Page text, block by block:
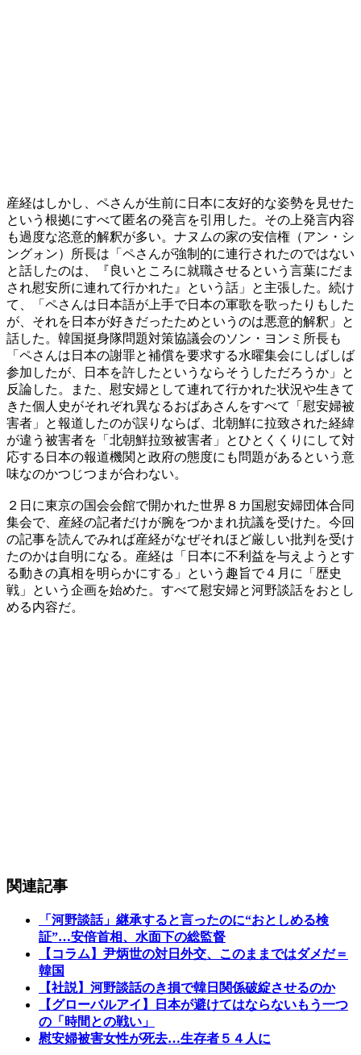
産経はしかし、ペさんが生前に日本に友好的な姿勢を見せた
という根拠にすべて匿名の発言を引用した。その上発言内容
も過度な恣意的解釈が多い。ナヌムの家の安信権（アン・シ
ングォン）所長は「ペさんが強制的に連行されたのではない
と話したのは、『良いところに就職させるという言葉にだま
され慰安所に連れて行かれた』という話」と主張した。続け
て、「ペさんは日本語が上手で日本の軍歌を歌ったりもした
が、それを日本が好きだったためというのは悪意的解釈」と
話した。韓国挺身隊問題対策協議会のソン・ヨンミ所長も
「ペさんは日本の謝罪と補償を要求する水曜集会にしばしば
参加したが、日本を許したというならそうしただろうか」と
反論した。また、慰安婦として連れて行かれた状況や生きて
きた個人史がそれぞれ異なるおばあさんをすべて「慰安婦被
害者」と報道したのが誤りならば、北朝鮮に拉致された経緯
が違う被害者を「北朝鮮拉致被害者」とひとくくりにして対
応する日本の報道機関と政府の態度にも問題があるという意
味なのかつじつまが合わない。
２日に東京の国会会館で開かれた世界８カ国慰安婦団体合同
集会で、産経の記者だけが腕をつかまれ抗議を受けた。今回
の記事を読んでみれば産経がなぜそれほど厳しい批判を受け
たのかは自明になる。産経は「日本に不利益を与えようとす
る動きの真相を明らかにする」という趣旨で４月に「歴史
戦」という企画を始めた。すべて慰安婦と河野談話をおとし
める内容だ。
関連記事
「河野談話」継承すると言ったのに“おとしめる検
証”…安倍首相、水面下の総監督
【コラム】尹炳世の対日外交、このままではダメだ＝
韓国
【社説】河野談話のき損で韓日関係破綻させるのか
【グローバルアイ】日本が避けてはならないもう一つ
の「時間との戦い」
慰安婦被害女性が死去…生存者５４人に